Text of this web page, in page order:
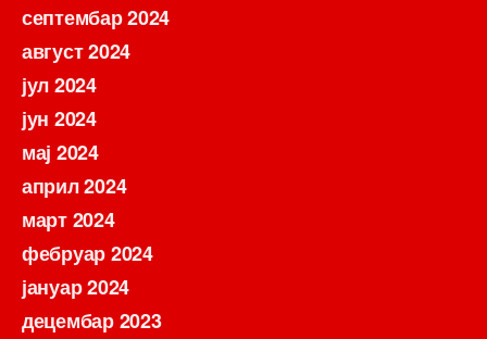
септембар 2024
август 2024
јул 2024
јун 2024
мај 2024
април 2024
март 2024
фебруар 2024
јануар 2024
децембар 2023